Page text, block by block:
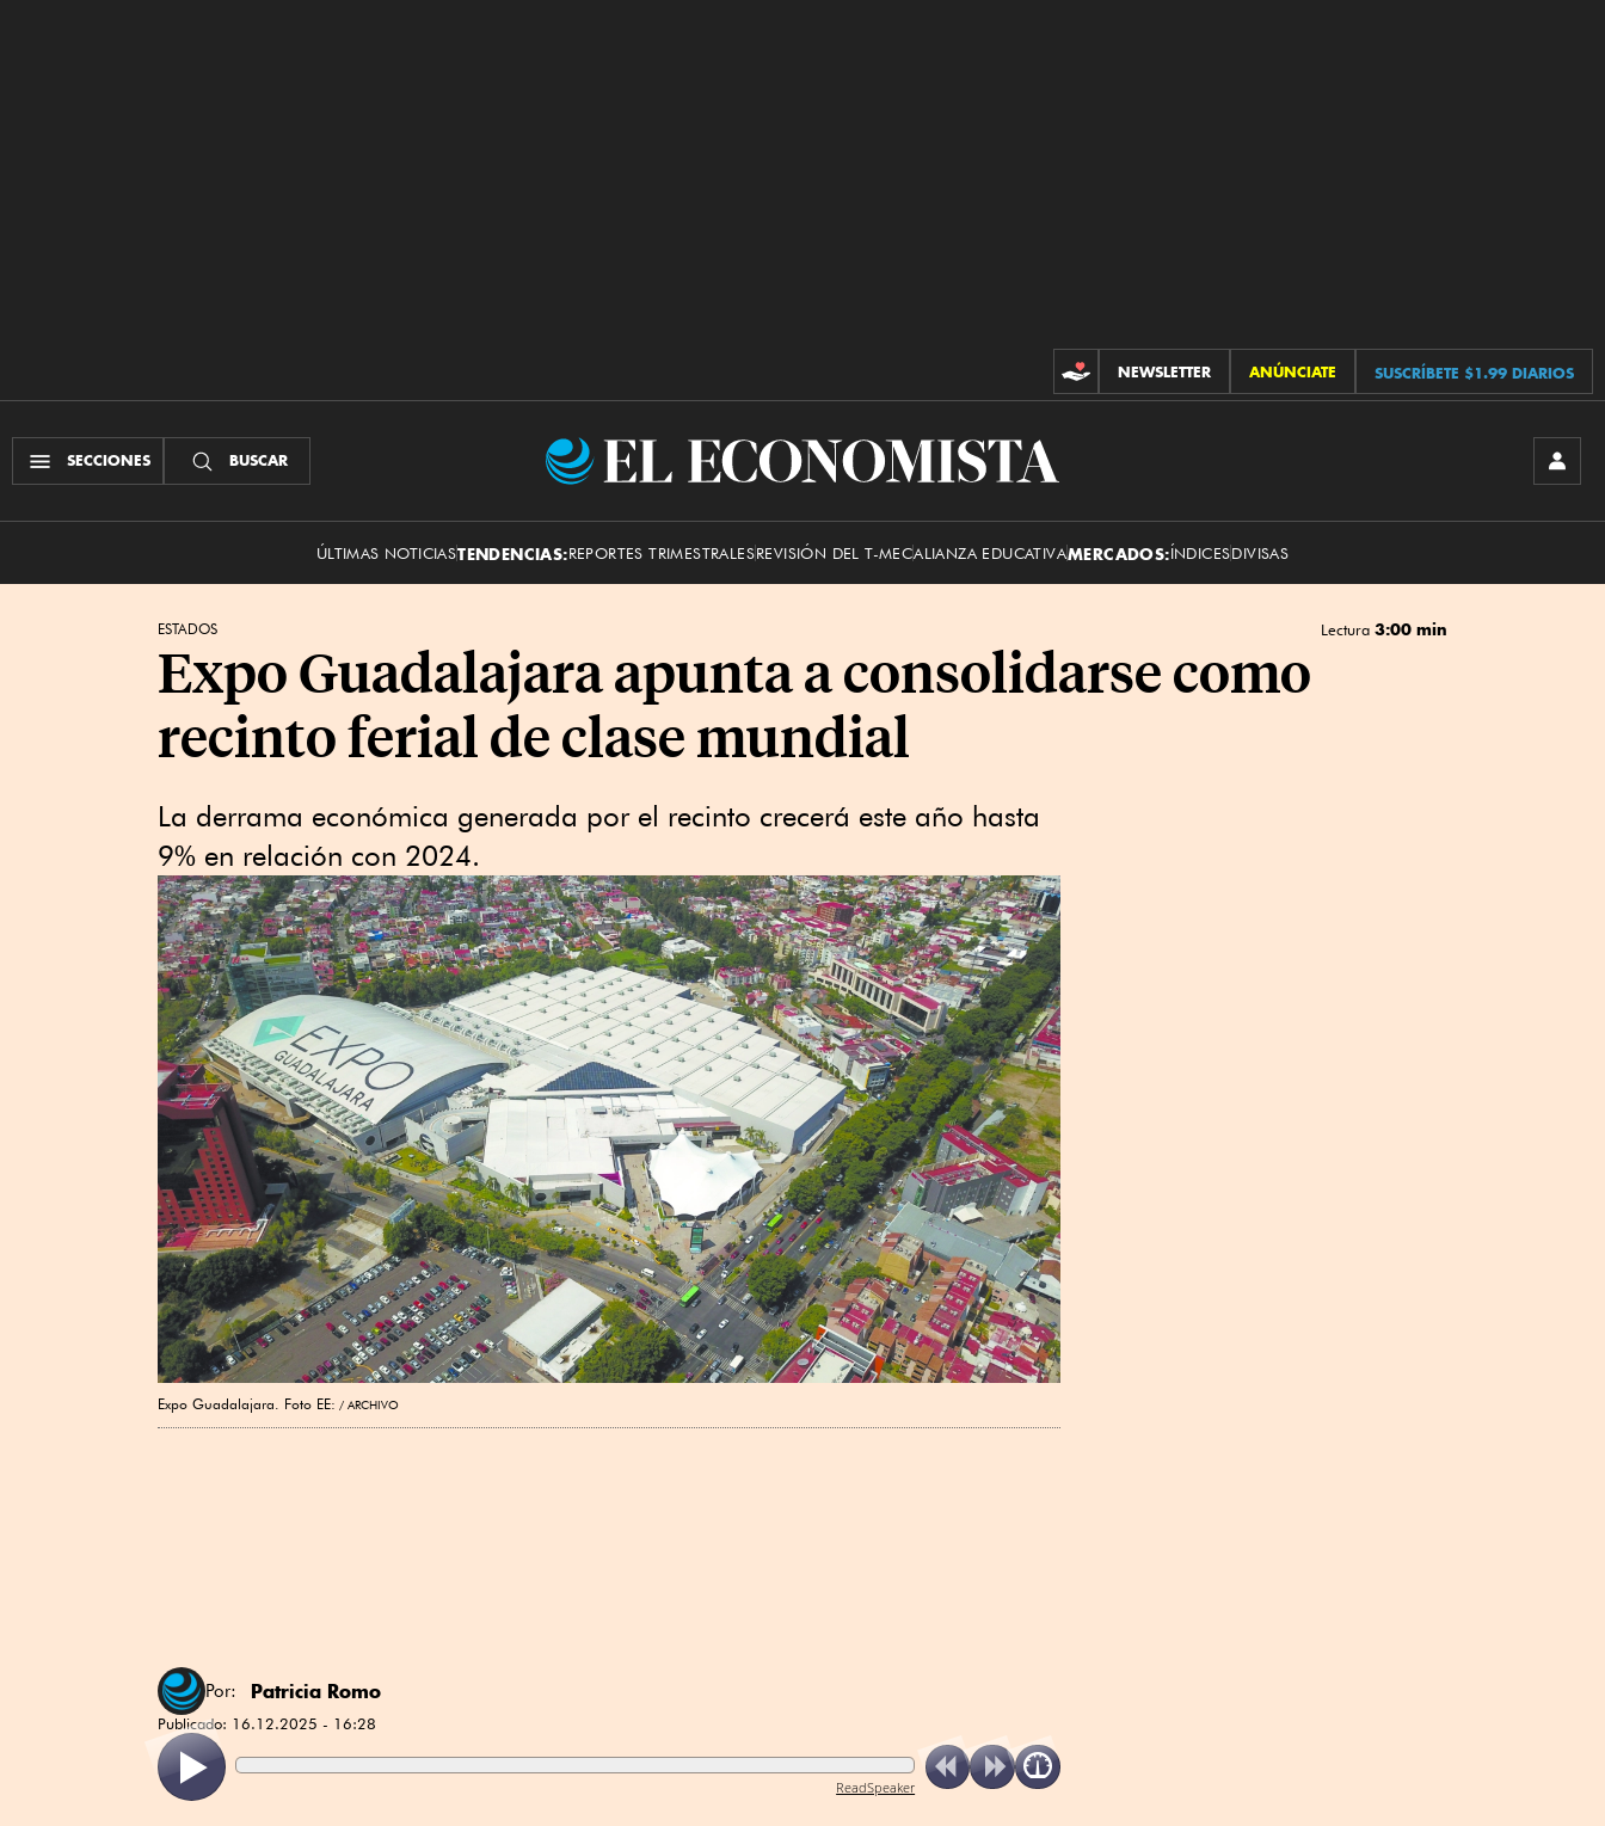
CONTRIBUCIONES
NEWSLETTER ANÚNCIATE SUSCRÍBETE $1.99 DIARIOS
SECCIONES BUSCAR
El
ÚLTIMAS NOTICIASTENDENCIAS:REPORTES TRIMESTRALESREVISIÓN DEL T-MECALIANZA EDUCATIVAMERCADOS:ÍNDICESDIVISAS
ESTADOS Lectura 3:00 min
Expo Guadalajara apunta a consolidarse como
recinto ferial de clase mundial
La derrama económica generada por el recinto crecerá este año hasta
9% en relación con 2024.
Expo Guadalajara. Foto EE: ARCHIVO
Por: Patricia Romo
Publicado: 16.12.2025 - 16:28
ReadSpeaker